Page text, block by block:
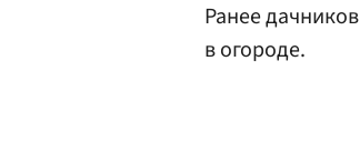
Ранее дачников
в огороде.